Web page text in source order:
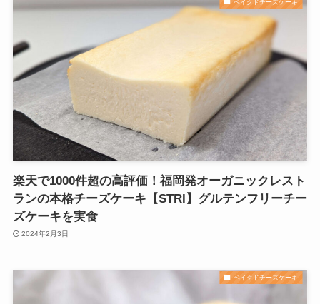
ベイクドチーズケーキ
楽天で1000件超の高評価！福岡発オーガニックレスト
ランの本格チーズケーキ【STRI】グルテンフリーチー
ズケーキを実食
2024年2月3日
ベイクドチーズケーキ